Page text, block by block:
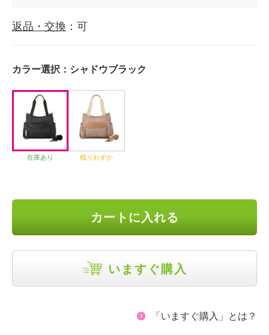
返品・交換 ：可
カラー選択： シャドウブラック
在庫あり 残りわずか
カートに入れる
いますぐ購入
「いますぐ購入」とは？